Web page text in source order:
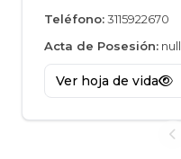
Teléfono:3115922670
Acta de Posesión: null
Ver hoja de vida